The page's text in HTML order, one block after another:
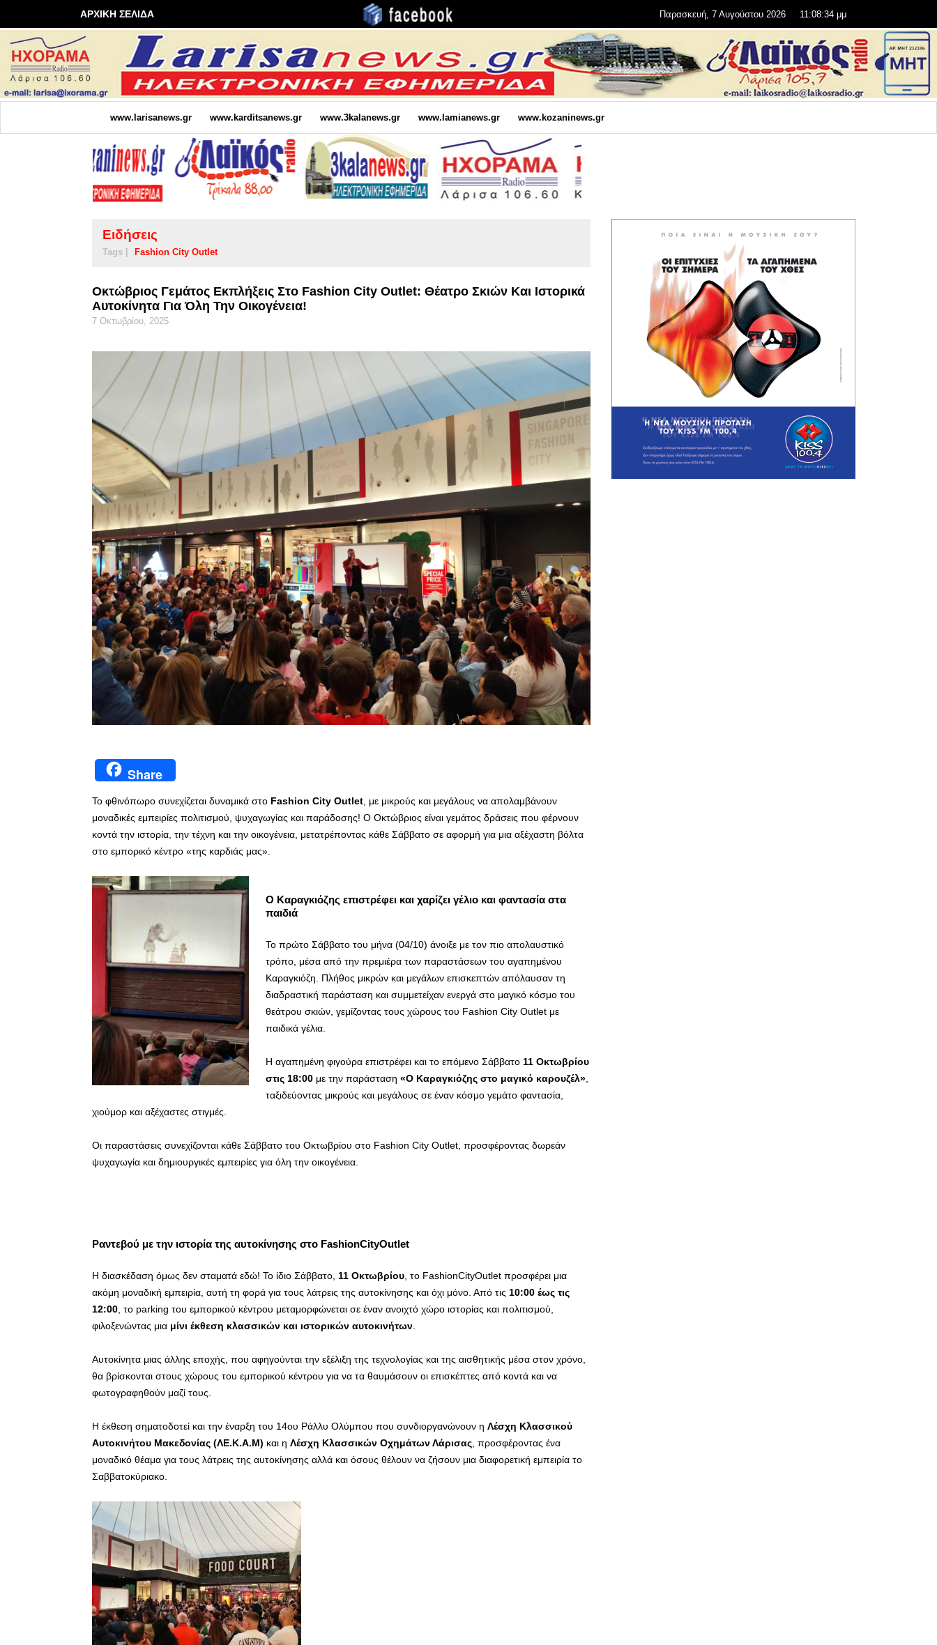
ΑΡΧΙΚΗ ΣΕΛΙΔΑ Παρασκευή, 7 Αυγούστου 2026 11:08:35 μμ
www.larisanews.gr www.karditsanews.gr www.3kalanews.gr www.lamianews.gr www.kozaninews.gr
Ειδήσεις
Tags | Fashion City Outlet
Οκτώβριος Γεμάτος Εκπλήξεις Στο Fashion City Outlet: Θέατρο Σκιών Και Ιστορικά
Αυτοκίνητα Για Όλη Την Οικογένεια!
7 Οκτωβρίου, 2025
Share
Το φθινόπωρο συνεχίζεται δυναμικά στο Fashion City Outlet, με μικρούς και μεγάλους να απολαμβάνουν
μοναδικές εμπειρίες πολιτισμού, ψυχαγωγίας και παράδοσης! Ο Οκτώβριος είναι γεμάτος δράσεις που φέρνουν
κοντά την ιστορία, την τέχνη και την οικογένεια, μετατρέποντας κάθε Σάββατο σε αφορμή για μια αξέχαστη βόλτα
στο εμπορικό κέντρο «της καρδιάς μας».
Ο Καραγκιόζης επιστρέφει και χαρίζει γέλιο και φαντασία στα
παιδιά
Το πρώτο Σάββατο του μήνα (04/10) άνοιξε με τον πιο απολαυστικό
τρόπο, μέσα από την πρεμιέρα των παραστάσεων του αγαπημένου
Καραγκιόζη. Πλήθος μικρών και μεγάλων επισκεπτών απόλαυσαν τη
διαδραστική παράσταση και συμμετείχαν ενεργά στο μαγικό κόσμο του
θεάτρου σκιών, γεμίζοντας τους χώρους του Fashion City Outlet με
παιδικά γέλια.
Η αγαπημένη φιγούρα επιστρέφει και το επόμενο Σάββατο 11 Οκτωβρίου
στις 18:00 με την παράσταση «Ο Καραγκιόζης στο μαγικό καρουζέλ»,
ταξιδεύοντας μικρούς και μεγάλους σε έναν κόσμο γεμάτο φαντασία,
χιούμορ και αξέχαστες στιγμές.
Οι παραστάσεις συνεχίζονται κάθε Σάββατο του Οκτωβρίου στο Fashion City Outlet, προσφέροντας δωρεάν
ψυχαγωγία και δημιουργικές εμπειρίες για όλη την οικογένεια.
Ραντεβού με την ιστορία της αυτοκίνησης στο FashionCityOutlet
Η διασκέδαση όμως δεν σταματά εδώ! Το ίδιο Σάββατο, 11 Οκτωβρίου, το FashionCityOutlet προσφέρει μια
ακόμη μοναδική εμπειρία, αυτή τη φορά για τους λάτρεις της αυτοκίνησης και όχι μόνο. Από τις 10:00 έως τις
12:00, το parking του εμπορικού κέντρου μεταμορφώνεται σε έναν ανοιχτό χώρο ιστορίας και πολιτισμού,
φιλοξενώντας μια μίνι έκθεση κλασσικών και ιστορικών αυτοκινήτων.
Αυτοκίνητα μιας άλλης εποχής, που αφηγούνται την εξέλιξη της τεχνολογίας και της αισθητικής μέσα στον χρόνο,
θα βρίσκονται στους χώρους του εμπορικού κέντρου για να τα θαυμάσουν οι επισκέπτες από κοντά και να
φωτογραφηθούν μαζί τους.
Η έκθεση σηματοδοτεί και την έναρξη του 14ου Ράλλυ Ολύμπου που συνδιοργανώνουν η Λέσχη Κλασσικού
Αυτοκινήτου Μακεδονίας (ΛΕ.Κ.Α.Μ) και η Λέσχη Κλασσικών Οχημάτων Λάρισας, προσφέροντας ένα
μοναδικό θέαμα για τους λάτρεις της αυτοκίνησης αλλά και όσους θέλουν να ζήσουν μια διαφορετική εμπειρία το
Σαββατοκύριακο.